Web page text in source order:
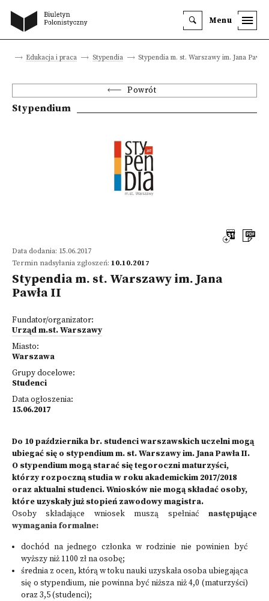
Menu
Edukacja i praca Stypendia Stypendia m. st. Warszawy im. Jana
Powrót
Stypendium
Data dodania: 15.06.2017
Termin nadsyłania zgłoszeń: 10.10.2017
Stypendia m. st. Warszawy im. Jana
Pawła II
Fundator/organizator:
Urząd m.st. Warszawy
Miasto:
Warszawa
Grupy docelowe:
Studenci
Data ogłoszenia:
15.06.2017
Do 10 października br. studenci warszawskich uczelni mogą
ubiegać się o stypendium m. st. Warszawy im. Jana Pawła II.
O stypendium mogą starać się tegoroczni maturzyści,
którzy rozpoczną studia w roku akademickim 2017/2018
oraz aktualni studenci. Wniosków nie mogą składać osoby,
które uzyskały już stopień zawodowy magistra.
Osoby składające wniosek muszą spełniać następujące
wymagania formalne:
dochód na jednego członka w rodzinie nie powinien być
wyższy niż 1100 zł na osobę;
średnia z ocen, którą w toku nauki uzyskała osoba ubiegająca
się o stypendium, nie powinna być niższa niż 4,0 (maturzyści)
oraz 3,5 (studenci);